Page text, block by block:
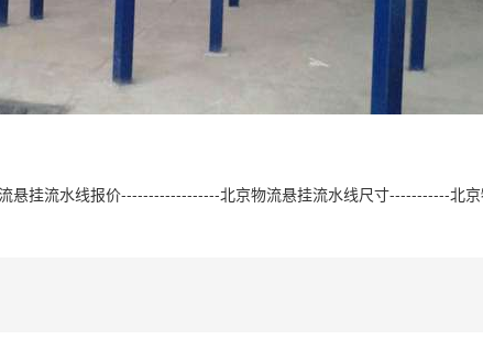
悬挂流水线报价------------------北京物流悬挂流水线尺寸-----------北